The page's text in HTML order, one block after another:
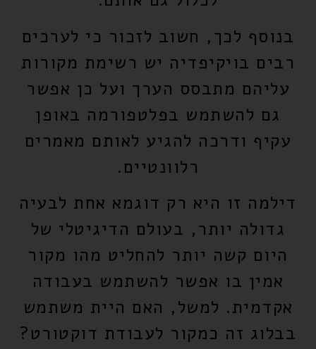
בנוסף לכך, חשוב לזכור כי לערכים
רבים בויקיפדיה יש רשימת מקורות
עליהם מתבסס הערך ועל כן אפשר
גם להשתמש בפלטפורמה באופן
עקיף ודרכה להגיע לאותם מאמרים
רלוונטיים.
דילמה זו היא רק דוגמא אחת לבעיה
גדולה יותר, בעולם הדיגיטלי של
היום קשה יותר להחליט מהו מקור
אמין בו אפשר להשתמש בעבודה
אקדמית. למשל, האם היית משתמש
בבלוג זה כמקור לעבודת דוקטורט?